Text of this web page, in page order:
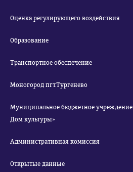
Оценка регулирующего воздействия
Образование
Транспортное обеспечение
Моногород пгт.Тургенево
Муниципальное бюджетное учреждение «Ардатовский районный
Дом культуры»
Административная комиссия
Открытые данные